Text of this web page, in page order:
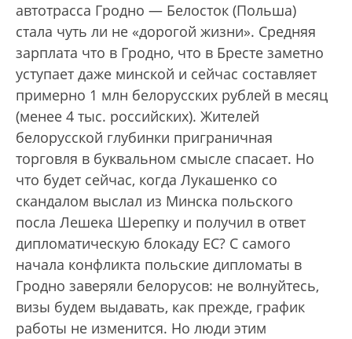
автотрасса Гродно — Белосток (Польша)
стала чуть ли не «дорогой жизни». Средняя
зарплата что в Гродно, что в Бресте заметно
уступает даже минской и сейчас составляет
примерно 1 млн белорусских рублей в месяц
(менее 4 тыс. российских). Жителей
белорусской глубинки приграничная
торговля в буквальном смысле спасает. Но
что будет сейчас, когда Лукашенко со
скандалом выслал из Минска польского
посла Лешека Шерепку и получил в ответ
дипломатическую блокаду ЕС? С самого
начала конфликта польские дипломаты в
Гродно заверяли белорусов: не волнуйтесь,
визы будем выдавать, как прежде, график
работы не изменится. Но люди этим